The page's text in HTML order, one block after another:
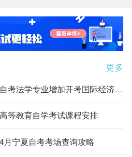
更多
2024年下半年宁夏自考法学专业增加开考国际经济法劳动和社会保障法2门课程的通告
等教育自学考试课程安排
月宁夏自考考场查询攻略